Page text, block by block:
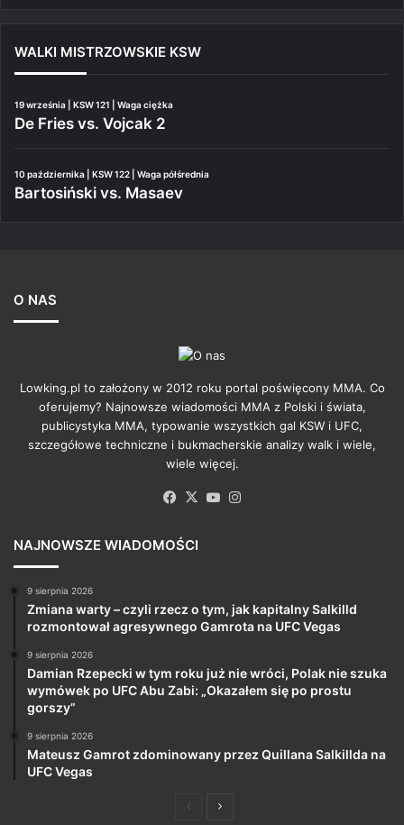
WALKI MISTRZOWSKIE KSW
19 września | KSW 121 | Waga ciężka
De Fries vs. Vojcak 2
10 października | KSW 122 | Waga półśrednia
Bartosiński vs. Masaev
O NAS
Lowking.pl to założony w 2012 roku portal poświęcony MMA. Co
oferujemy? Najnowsze wiadomości MMA z Polski i świata,
publicystyka MMA, typowanie wszystkich gal KSW i UFC,
szczegółowe techniczne i bukmacherskie analizy walk i wiele,
wiele więcej.
Facebook
X YouTube
NAJNOWSZE WIADOMOŚCI
9 sierpnia 2026
Zmiana warty – czyli rzecz o tym, jak kapitalny Salkilld
rozmontował agresywnego Gamrota na UFC Vegas
9 sierpnia 2026
Damian Rzepecki w tym roku już nie wróci, Polak nie szuka
wymówek po UFC Abu Zabi: „Okazałem się po prostu
gorszy”
9 sierpnia 2026
Mateusz Gamrot zdominowany przez Quillana Salkillda na
UFC Vegas
PoprzedniaNastępna